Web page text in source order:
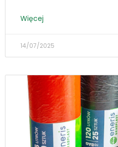
Więcej
14/07/2025